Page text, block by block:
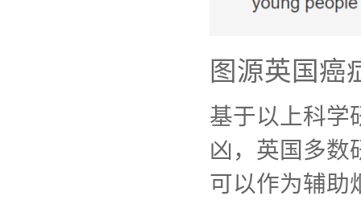
图源英国癌
基于以上科学
凶，英国多数
可以作为辅助